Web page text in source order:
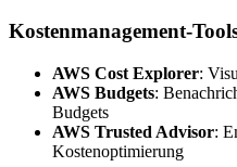
Kostenmanagement-
AWS Cost Explorer:
AWS Budgets:
Budgets
AWS Trusted Advisor:
Kostenoptimierung